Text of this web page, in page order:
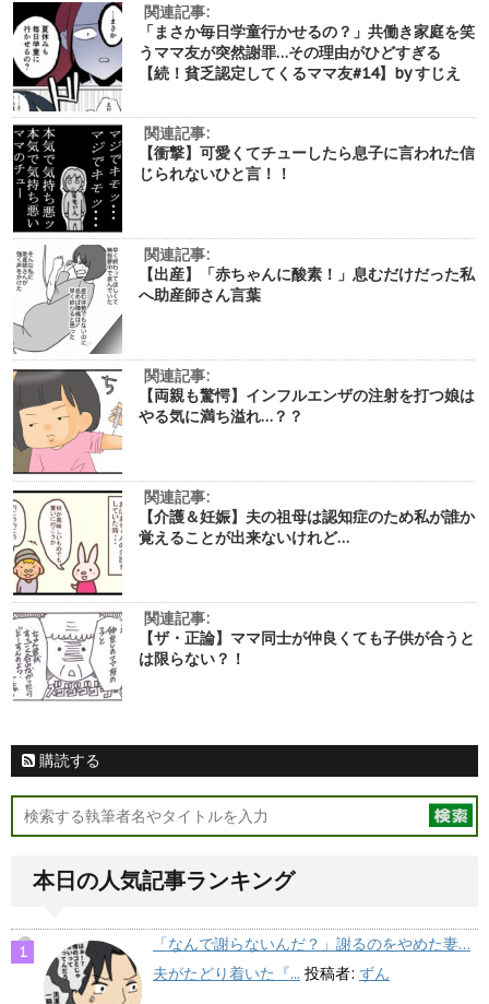
関連記事:
「まさか毎日学童行かせるの？」共働き家庭を笑
うママ友が突然謝罪…その理由がひどすぎる
【続！貧乏認定してくるママ友#14】by すじえ
関連記事:
【衝撃】可愛くてチューしたら息子に言われた信
じられないひと言！！
関連記事:
【出産】「赤ちゃんに酸素！」息むだけだった私
へ助産師さん言葉
関連記事:
【両親も驚愕】インフルエンザの注射を打つ娘は
やる気に満ち溢れ…？？
関連記事:
【介護＆妊娠】夫の祖母は認知症のため私が誰か
覚えることが出来ないけれど…
関連記事:
【ザ・正論】ママ同士が仲良くても子供が合うと
は限らない？！
購読する
本日の人気記事ランキング
「なんで謝らないんだ？」謝るのをやめた妻…
夫がたどり着いた『... 投稿者: ずん